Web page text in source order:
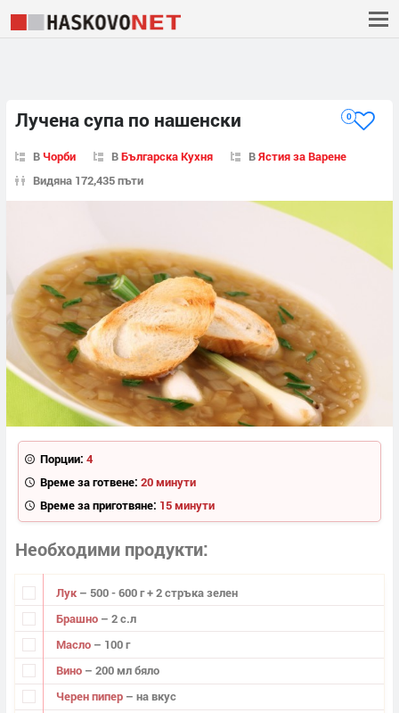
Лучена супа по нашенски 0
ВЧорби ВБългарска Кухня ВЯстия за Варене
Видяна 172,435 пъти
Порции: 4
Време за готвене: 20 минути
Време за приготвяне: 15 минути
Необходими продукти
Лук – 500 - 600 г + 2 стръка зелен
Брашно – 2 с.л
Масло – 100 г
Вино – 200 мл бяло
Черен пипер – на вкус